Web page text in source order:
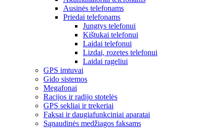
Ausinės telefonams
Priedai telefonams
Jungtys telefonui
Kištukai telefonui
Laidai telefonui
Lizdai, rozetes telefonui
Laidai rageliui
GPS imtuvai
Gido sistemos
Megafonai
Racijos ir radijo stotelės
GPS sekliai ir trekeriai
Faksai ir daugiafunkciniai aparatai
Sąnaudinės medžiagos faksams